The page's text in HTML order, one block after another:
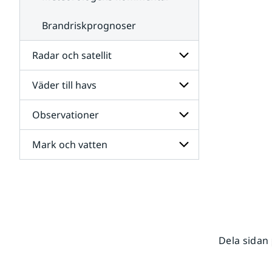
Brandriskprognoser
Radar och satellit
Undersidor
för
Radar
och
satellit
Väder till havs
Undersidor
för
Väder
till
havs
Observationer
Undersidor
för
Mark och vatten
Dela sidan